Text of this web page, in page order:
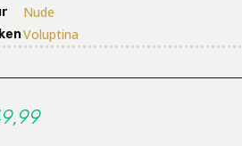
Nude
Voluptina